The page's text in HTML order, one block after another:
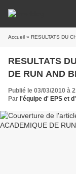
Accueil » RESULTATS DU
RESULTATS
DE RUN AND
Publié le 03/03/2010 à
Par l'équipe d' EPS et